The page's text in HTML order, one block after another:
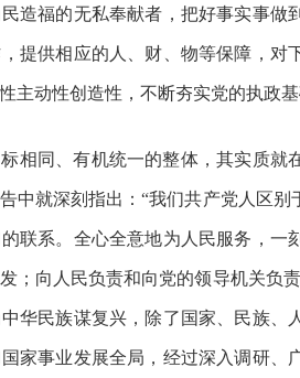
造福的无私奉献者，把好事实事做
提供相应的人、财、物等保障，对
主动性创造性，不断夯实党的执政基
相同、有机统一的整体，其实质就
中就深刻指出：“我们共产党人区
联系。全心全意地为人民服务，一
；向人民负责和向党的领导机关负
华民族谋复兴，除了国家、民族、
家事业发展全局，经过深入调研、